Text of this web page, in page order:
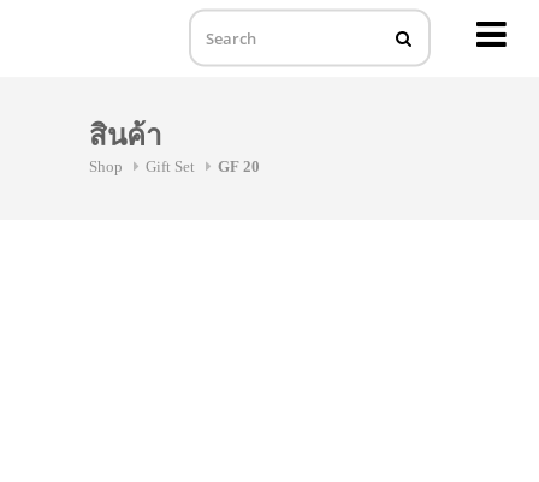
สินค้า
Shop Gift Set GF 20